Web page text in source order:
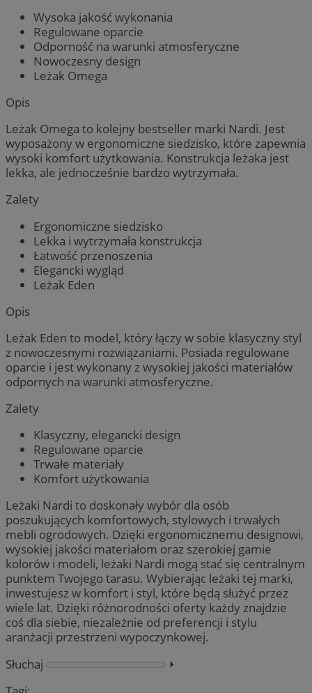
Wysoka jakość wykonania
Regulowane oparcie
Odporność na warunki atmosferyczne
Nowoczesny design
Leżak Omega
Opis
Leżak Omega to kolejny bestseller marki Nardi. Jest
wyposażony w ergonomiczne siedzisko, które zapewnia
wysoki komfort użytkowania. Konstrukcja leżaka jest
lekka, ale jednocześnie bardzo wytrzymała.
Zalety
Ergonomiczne siedzisko
Lekka i wytrzymała konstrukcja
Łatwość przenoszenia
Elegancki wygląd
Leżak Eden
Opis
Leżak Eden to model, który łączy w sobie klasyczny styl
z nowoczesnymi rozwiązaniami. Posiada regulowane
oparcie i jest wykonany z wysokiej jakości materiałów
odpornych na warunki atmosferyczne.
Zalety
Klasyczny, elegancki design
Regulowane oparcie
Trwałe materiały
Komfort użytkowania
Leżaki Nardi to doskonały wybór dla osób
poszukujących komfortowych, stylowych i trwałych
mebli ogrodowych. Dzięki ergonomicznemu designowi,
wysokiej jakości materiałom oraz szerokiej gamie
kolorów i modeli, leżaki Nardi mogą stać się centralnym
punktem Twojego tarasu. Wybierając leżaki tej marki,
inwestujesz w komfort i styl, które będą służyć przez
wiele lat. Dzięki różnorodności oferty każdy znajdzie
coś dla siebie, niezależnie od preferencji i stylu
aranżacji przestrzeni wypoczynkowej.
Słuchaj
⏵︎